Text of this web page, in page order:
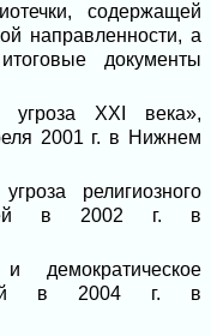
содержащей
направленности, а
документы
XXI века»,
2001 г. в Нижнем
религиозного
в 2002 г. в
демократическое
в 2004 г. в